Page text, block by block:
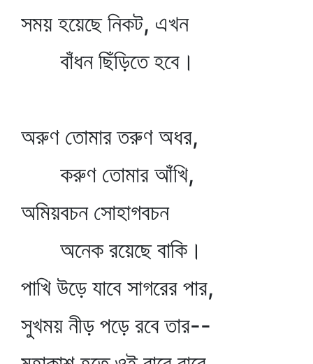
সময় হয়েছে নিকট, এখন
বাঁধন ছিঁড়িতে হবে।
অরুণ তোমার তরুণ অধর,
করুণ তোমার আঁখি,
অমিয়বচন সোহাগবচন
অনেক রয়েছে বাকি।
পাখি উড়ে যাবে সাগরের পার,
সুখময় নীড় পড়ে রবে তার--